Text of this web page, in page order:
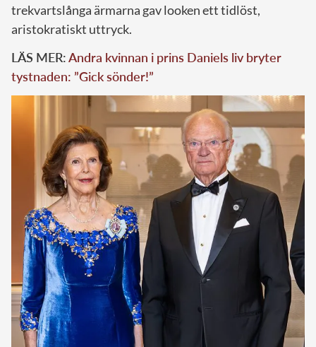
trekvartslånga ärmarna gav looken ett tidlöst,
aristokratiskt uttryck.
LÄS MER:Andra kvinnan i prins Daniels liv bryter
tystnaden: ”Gick sönder!”